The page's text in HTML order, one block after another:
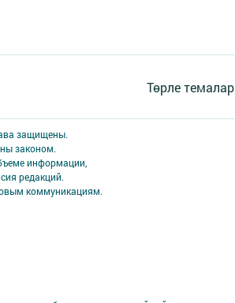
Төрле темалар
защищены.
законом.
информации,
редакций.
коммуникациям.